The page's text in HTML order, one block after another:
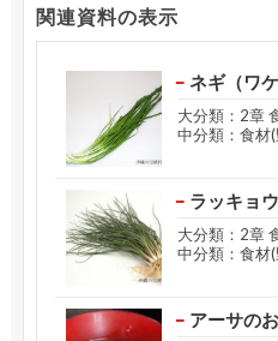
関連資料の表示
ネギ（ワケ
大分類：2章
中分類：食材
ラッキョ
大分類：2章
中分類：食材
アーサの